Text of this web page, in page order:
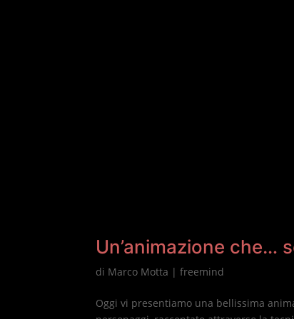
Un’animazione che…
di Marco Motta |freemind
Oggi vi presentiamo una bellissima